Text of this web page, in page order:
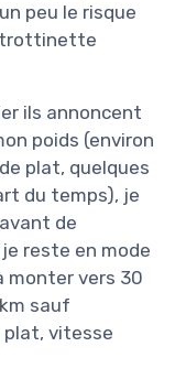
peu le risque
trottinette
ils annoncent
poids (environ
plat, quelques
du temps), je
de
reste en mode
monter vers 30
sauf
plat, vitesse